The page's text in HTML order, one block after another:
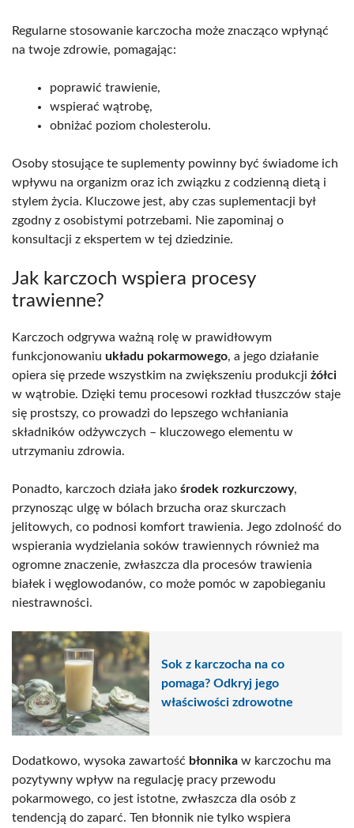
Regularne stosowanie karczocha może znacząco wpłynąć
na twoje zdrowie, pomagając:
poprawić trawienie,
wspierać wątrobę,
obniżać poziom cholesterolu.
Osoby stosujące te suplementy powinny być świadome ich
wpływu na organizm oraz ich związku z codzienną dietą i
stylem życia. Kluczowe jest, aby czas suplementacji był
zgodny z osobistymi potrzebami. Nie zapominaj o
konsultacji z ekspertem w tej dziedzinie.
Jak karczoch wspiera procesy
trawienne?
Karczoch odgrywa ważną rolę w prawidłowym
funkcjonowaniu układu pokarmowego, a jego działanie
opiera się przede wszystkim na zwiększeniu produkcji żółci
w wątrobie. Dzięki temu procesowi rozkład tłuszczów staje
się prostszy, co prowadzi do lepszego wchłaniania
składników odżywczych – kluczowego elementu w
utrzymaniu zdrowia.
Ponadto, karczoch działa jako środek rozkurczowy,
przynosząc ulgę w bólach brzucha oraz skurczach
jelitowych, co podnosi komfort trawienia. Jego zdolność do
wspierania wydzielania soków trawiennych również ma
ogromne znaczenie, zwłaszcza dla procesów trawienia
białek i węglowodanów, co może pomóc w zapobieganiu
niestrawności.
Sok z karczocha na co
pomaga? Odkryj jego
właściwości zdrowotne
Dodatkowo, wysoka zawartość błonnika w karczochu ma
pozytywny wpływ na regulację pracy przewodu
pokarmowego, co jest istotne, zwłaszcza dla osób z
tendencją do zaparć. Ten błonnik nie tylko wspiera